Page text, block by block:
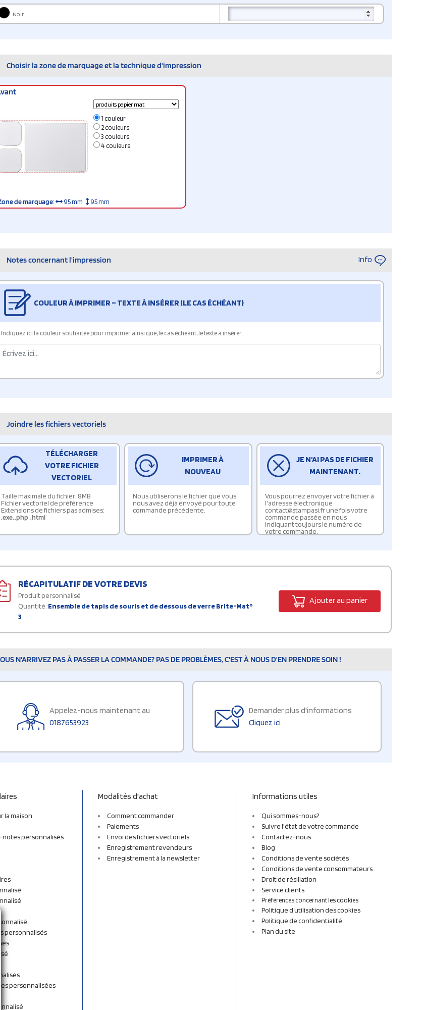
Noir
Choisir la zone de marquage et la technique d'impression
1 couleur
2 couleurs
3 couleurs
4 couleurs
de marquage: 95 mm 95 mm
Notes concernant l’impression Info
COULEUR À IMPRIMER – TEXTE À INSÉRER (LE CAS ÉCHÉANT)
Indiquez ici la couleur souhaitée pour imprimer ainsi que, le cas échéant, le texte à insérer
Joindre les fichiers vectoriels
TÉLÉCHARGER
VOTRE FICHIER
VECTORIEL
Taille maximale du fichier: 8MB
Fichier vectoriel de préférence
Extensions de fichiers pas admises:
.exe,.php,.html
IMPRIMER À
NOUVEAU
Nous utiliserons le fichier que vous
nous avez déjà envoyé pour toute
commande précédente.
JE N'AI PAS DE FICHIER
MAINTENANT.
Vous pourrez envoyer votre fichier à
l'adresse électronique
contact@stampasi.fr une fois votre
commande passée en nous
indiquant toujours le numéro de
votre commande.
RÉCAPITULATIF DE VOTRE DEVIS
Produit personnalisé
Quantité: Ensemble de tapis de souris et de dessous de verre Brite-Mat®
3
Ajouter au panier
N'ARRIVEZ PAS À PASSER LA COMMANDE? PAS DE PROBLÈMES, C'EST À NOUS D'EN PRENDRE SOIN !
Appelez-nous maintenant au
0187653923
Demander plus d'informations
Cliquez ici
la maison
notes personnalisés
personnalisés
personnalisées
Modalités d'achat
Comment commander
Paiements
Envoi des fichiers vectoriels
Enregistrement revendeurs
Enregistrement à la newsletter
Informations utiles
Qui sommes-nous?
Suivre l'état de votre commande
Contactez-nous
Blog
Conditions de vente sociétés
Conditions de vente consommateurs
Droit de résiliation
Service clients
Préférences concernant les cookies
Politique d’utilisation des cookies
Politique de confidentialité
Plan du site